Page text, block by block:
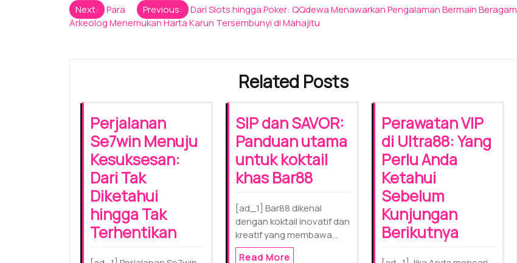
Post
Previous: Dari Slots hingga Poker: QQdewa Menawarkan Pengalaman Bermain Beragam
Next:
Para
Arkeolog Menemukan Harta Karun Tersembunyi di Mahajitu
Related Posts
Perjalanan
Se7win Menuju
Kesuksesan:
Dari Tak
Diketahui
hingga Tak
Terhentikan
SIP dan SAVOR:
Panduan utama
untuk koktail
khas Bar88
[ad_1] Bar88 dikenal
dengan koktail inovatif dan
kreatif yang membawa…
Read More
Perawatan VIP
di Ultra88: Yang
Perlu Anda
Ketahui
Sebelum
Kunjungan
Berikutnya